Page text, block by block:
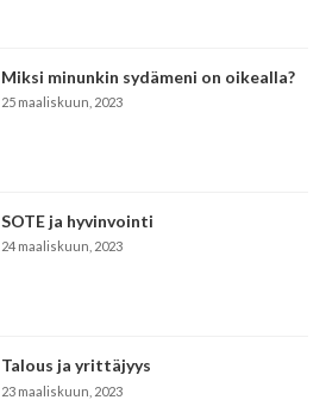
Miksi minunkin sydämeni on oikealla?
25 maaliskuun, 2023
SOTE ja hyvinvointi
24 maaliskuun, 2023
Talous ja yrittäjyys
23 maaliskuun, 2023